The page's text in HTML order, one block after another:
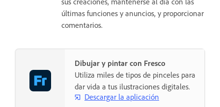
últimas funciones y anuncios, y proporcionar
comentarios.
Dibujar y pintar con Fresco
Utiliza miles de tipos de pinceles para
dar vida a tus ilustraciones digitales.
Descargar la aplicación